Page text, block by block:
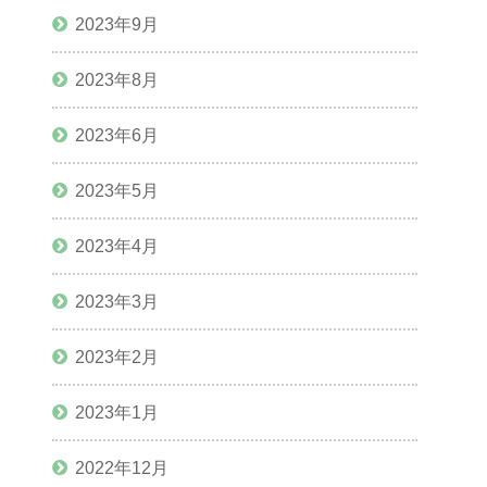
2023年9月
2023年8月
2023年6月
2023年5月
2023年4月
2023年3月
2023年2月
2023年1月
2022年12月